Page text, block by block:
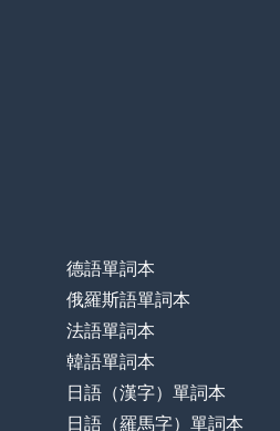
德語單詞本
俄羅斯語單詞本
法語單詞本
韓語單詞本
日語（漢字）單詞本
日語（羅馬字）單詞本